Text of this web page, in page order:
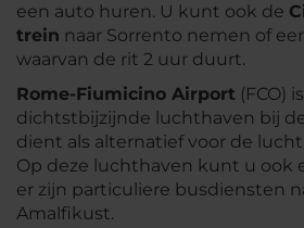
een auto huren. U kunt ook de
trein naar Sorrento nemen of
waarvan de rit 2 uur duurt.
Rome-Fiumicino Airport (FCO)
dichtstbijzijnde luchthaven bij
dient als alternatief voor de
Op deze luchthaven kunt u ook
er zijn particuliere busdiensten
Amalfikust.